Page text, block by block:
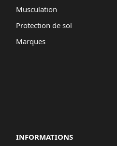
Musculation
Protection de sol
Marques
INFORMATIONS